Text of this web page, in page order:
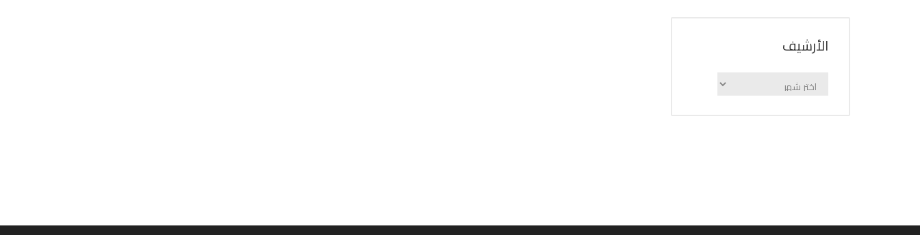
اﻷرشيف
اﻷرشيف